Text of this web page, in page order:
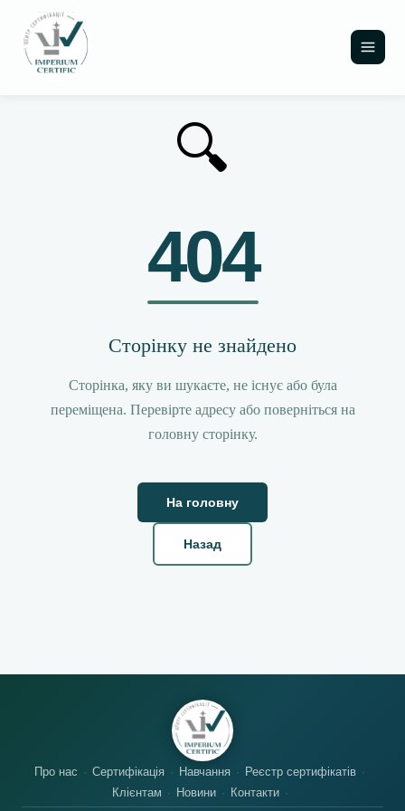
🔍
404
Сторінку не знайдено
Сторінка, яку ви шукаєте, не існує або була
переміщена. Перевірте адресу або поверніться на
головну сторінку.
На головну
Назад
Про нас Сертифікація Навчання
Реєстр сертифікатів
Клієнтам
Новини Контакти